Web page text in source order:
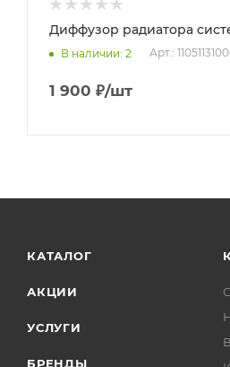
Диффузор радиатора
В наличии: 2 Арт.:
1 900 ₽/шт
КАТАЛОГ
АКЦИИ
УСЛУГИ
БРЕНДЫ